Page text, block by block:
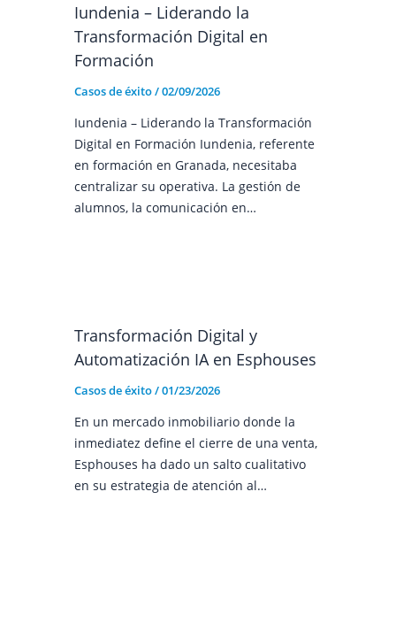
Iundenia – Liderando la
Transformación Digital en
Formación
Casos de éxito/02/09/2026
Iundenia – Liderando la Transformación
Digital en Formación Iundenia, referente
en formación en Granada, necesitaba
centralizar su operativa. La gestión de
alumnos, la comunicación en…
Transformación Digital y
Automatización IA en Esphouses
Casos de éxito/01/23/2026
En un mercado inmobiliario donde la
inmediatez define el cierre de una venta,
Esphouses ha dado un salto cualitativo
en su estrategia de atención al…